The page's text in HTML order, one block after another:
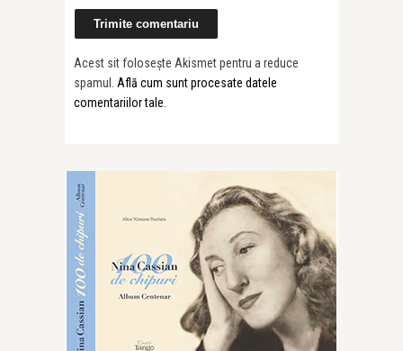
Acest sit folosește Akismet pentru a reduce
spamul. Află cum sunt procesate datele
comentariilor tale